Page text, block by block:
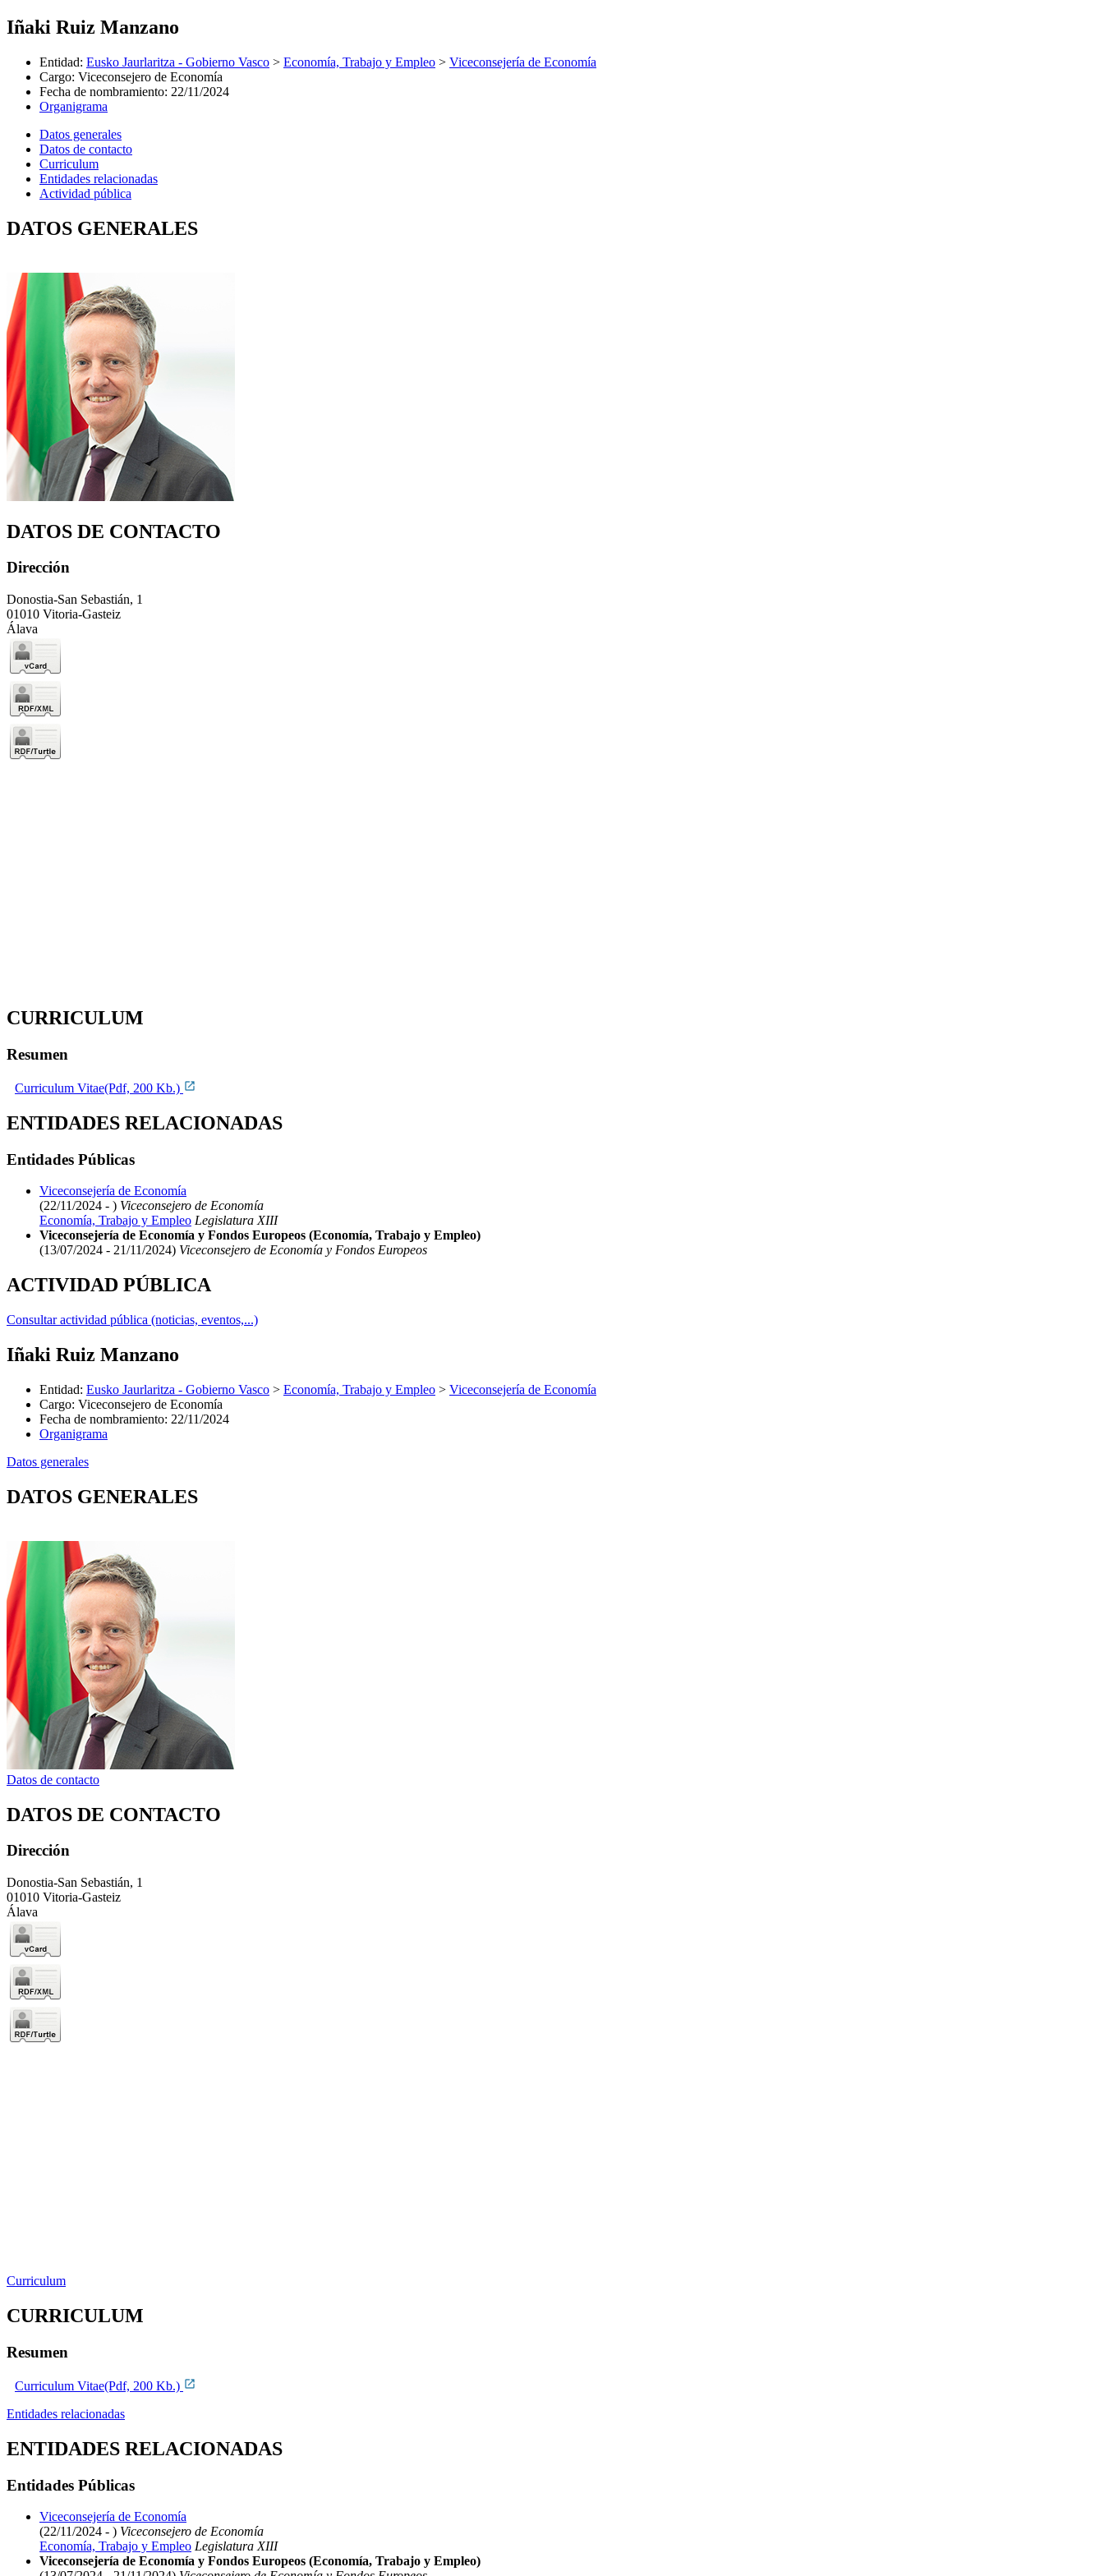
Iñaki Ruiz Manzano
Entidad: Eusko Jaurlaritza - Gobierno Vasco > Economía, Trabajo y Empleo > Viceconsejería de Economía
Cargo: Viceconsejero de Economía
Fecha de nombramiento: 22/11/2024
Organigrama
Datos generales
Datos de contacto
Curriculum
Entidades relacionadas
Actividad pública
DATOS GENERALES
DATOS DE CONTACTO
Dirección
Donostia-San Sebastián, 1
01010 Vitoria-Gasteiz
Álava
CURRICULUM
Resumen
Curriculum Vitae(Pdf, 200 Kb.)
ENTIDADES RELACIONADAS
Entidades Públicas
Viceconsejería de Economía
(22/11/2024 - ) Viceconsejero de Economía
Economía, Trabajo y Empleo Legislatura XIII
Viceconsejería de Economía y Fondos Europeos (Economía, Trabajo y Empleo)
(13/07/2024 - 21/11/2024) Viceconsejero de Economía y Fondos Europeos
ACTIVIDAD PÚBLICA
Consultar actividad pública (noticias, eventos,...)
Iñaki Ruiz Manzano
Entidad: Eusko Jaurlaritza - Gobierno Vasco > Economía, Trabajo y Empleo > Viceconsejería de Economía
Cargo: Viceconsejero de Economía
Fecha de nombramiento: 22/11/2024
Organigrama
Datos generales
DATOS GENERALES
Datos de contacto
DATOS DE CONTACTO
Dirección
Donostia-San Sebastián, 1
01010 Vitoria-Gasteiz
Álava
Curriculum
CURRICULUM
Resumen
Curriculum Vitae(Pdf, 200 Kb.)
Entidades relacionadas
ENTIDADES RELACIONADAS
Entidades Públicas
Viceconsejería de Economía
(22/11/2024 - ) Viceconsejero de Economía
Economía, Trabajo y Empleo Legislatura XIII
Viceconsejería de Economía y Fondos Europeos (Economía, Trabajo y Empleo)